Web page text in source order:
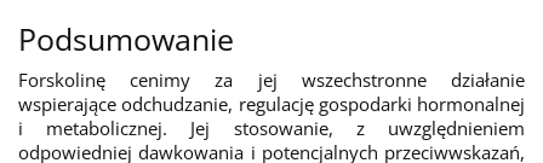
Podsumowanie
Forskolinę cenimy za jej wszechstronne działanie
wspierające odchudzanie, regulację gospodarki hormonalnej
i metabolicznej. Jej stosowanie, z uwzględnieniem
odpowiedniej dawkowania i potencjalnych przeciwwskazań,